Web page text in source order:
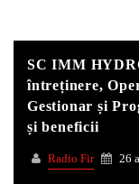
SC IMM
întreținere,
Gestionar și
și beneficii
Radio Fir 26